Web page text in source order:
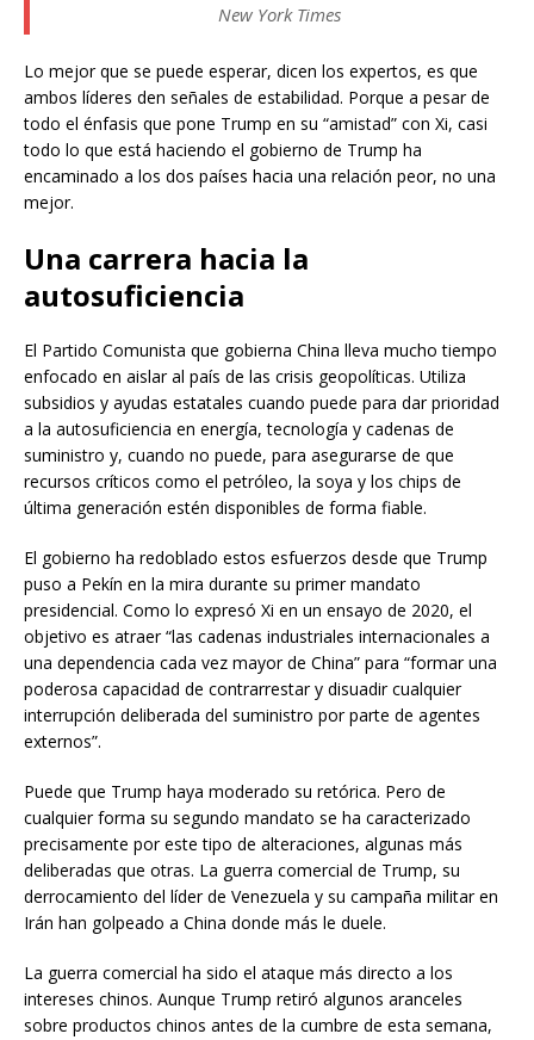
New York Times
Lo mejor que se puede esperar, dicen los expertos, es que
ambos líderes den señales de estabilidad. Porque a pesar de
todo el énfasis que pone Trump en su “amistad” con Xi, casi
todo lo que está haciendo el gobierno de Trump ha
encaminado a los dos países hacia una relación peor, no una
mejor.
Una carrera hacia la
autosuficiencia
El Partido Comunista que gobierna China lleva mucho tiempo
enfocado en aislar al país de las crisis geopolíticas. Utiliza
subsidios y ayudas estatales cuando puede para dar prioridad
a la autosuficiencia en energía, tecnología y cadenas de
suministro y, cuando no puede, para asegurarse de que
recursos críticos como el petróleo, la soya y los chips de
última generación estén disponibles de forma fiable.
El gobierno ha redoblado estos esfuerzos desde que Trump
puso a Pekín en la mira durante su primer mandato
presidencial. Como lo expresó Xi en un ensayo de 2020, el
objetivo es atraer “las cadenas industriales internacionales a
una dependencia cada vez mayor de China” para “formar una
poderosa capacidad de contrarrestar y disuadir cualquier
interrupción deliberada del suministro por parte de agentes
externos”.
Puede que Trump haya moderado su retórica. Pero de
cualquier forma su segundo mandato se ha caracterizado
precisamente por este tipo de alteraciones, algunas más
deliberadas que otras. La guerra comercial de Trump, su
derrocamiento del líder de Venezuela y su campaña militar en
Irán han golpeado a China donde más le duele.
La guerra comercial ha sido el ataque más directo a los
intereses chinos. Aunque Trump retiró algunos aranceles
sobre productos chinos antes de la cumbre de esta semana,